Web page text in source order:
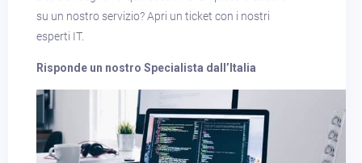
su un nostro servizio? Apri un ticket con i nostri
esperti IT.
Risponde un nostro Specialista dall’Italia